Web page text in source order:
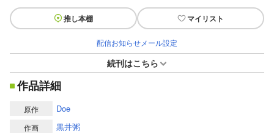
推し本棚 マイリスト
配信お知らせメール設定
続刊はこちら
作品詳細
原作 Doe
作画 黒井粥